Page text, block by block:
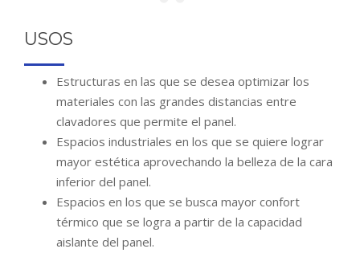
USOS
Estructuras en las que se desea optimizar los
materiales con las grandes distancias entre
clavadores que permite el panel.
Espacios industriales en los que se quiere lograr
mayor estética aprovechando la belleza de la cara
inferior del panel.
Espacios en los que se busca mayor confort
térmico que se logra a partir de la capacidad
aislante del panel.